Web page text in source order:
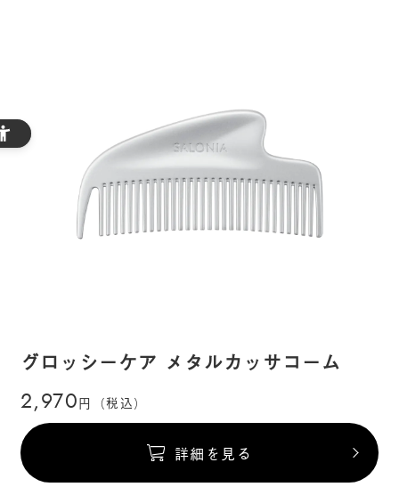
グロッシーケア メタルカッサコーム
2,970円（税込）
詳細を見る